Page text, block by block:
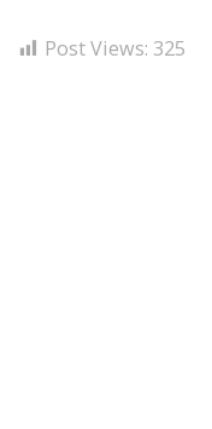
Post Views: 325